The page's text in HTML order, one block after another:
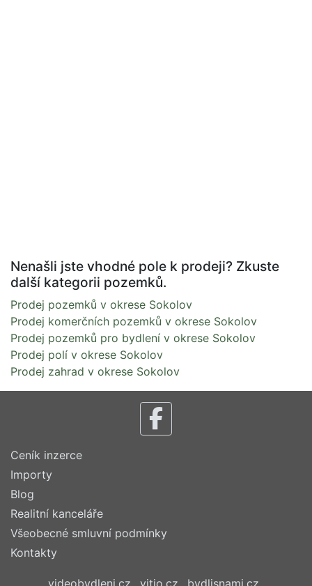
Nenašli jste vhodné pole k prodeji? Zkuste
další kategorii pozemků.
Prodej pozemků v okrese Sokolov
Prodej komerčních pozemků v okrese Sokolov
Prodej pozemků pro bydlení v okrese Sokolov
Prodej polí v okrese Sokolov
Prodej zahrad v okrese Sokolov
Ceník inzerce
Importy
Blog
Realitní kanceláře
Všeobecné smluvní podmínky
Kontakty
videobydleni.cz vitio.cz bydlisnami.cz